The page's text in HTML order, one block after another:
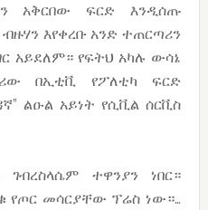
አቅርበው ፍርድ እንዲሰጡ
እየቀረቡ አንድ ተጠርጣሪን
አይደለም። የፍትህ አካሉ ውሳኔ
በኢቲቪ የፖለቲካ ፍርድ
ልዑል አይነት የሲቪል ሰርቪስ
ተዋንያን ነበር።
የጦር መሳርያቸው ፕሬስ ነው።…